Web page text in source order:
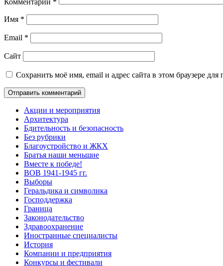
Комментарий *
Имя *
Email *
Сайт
Сохранить моё имя, email и адрес сайта в этом браузере
Акции и мероприятия
Архитектура
Бдительность и безопасность
Без рубрики
Благоустройство и ЖКХ
Братья наши меньшие
Вместе к победе!
ВОВ 1941-1945 гг.
Выборы
Геральдика и символика
Господдержка
Граница
Законодательство
Здравоохранение
Иностранные специалисты
История
Компании и предприятия
Конкурсы и фестивали